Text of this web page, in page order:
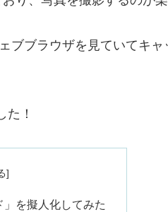
ブブラウザを見ていてキャ
！
」を擬人化してみた